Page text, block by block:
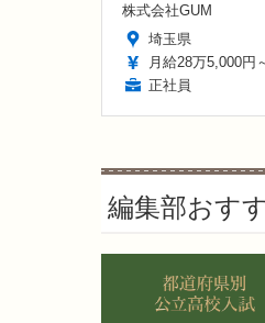
株式会社GUM
埼玉県
月給28万5,000円
正社員
編集部おす